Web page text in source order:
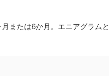
または6か月。エニアグラムと